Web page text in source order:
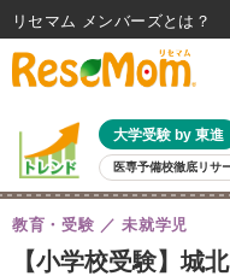
大学受験 by 東進
医専予備校徹底リサ
親子で考える大学選び 高校受験
共通テスト 夏休み
8月開催イベント・WS 全国公
【小学校受験】城
教育・受験 未就学児
リセマム メンバーズ